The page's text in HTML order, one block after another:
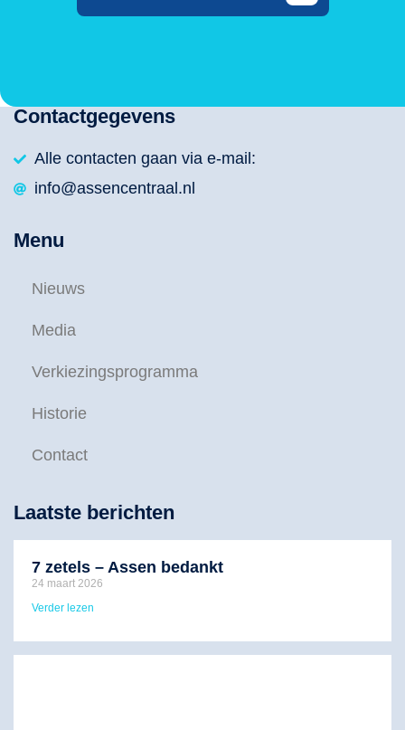
Contactgegevens
Alle contacten gaan via e-mail:
info@assencentraal.nl
Menu
Nieuws
Media
Verkiezingsprogramma
Historie
Contact
Laatste berichten
7 zetels – Assen bedankt
24 maart 2026
Verder lezen